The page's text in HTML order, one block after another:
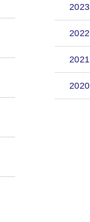
2023
2022
2021
2020